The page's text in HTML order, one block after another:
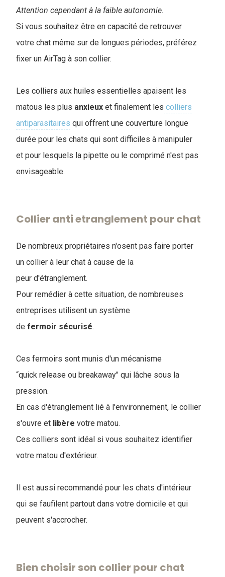
Attention cependant à la faible autonomie.
Si vous souhaitez être en capacité de retrouver
votre chat même sur de longues périodes, préférez
fixer un AirTag à son collier.
Les colliers aux huiles essentielles apaisent les
matous les plus anxieux et finalement les colliers
antiparasitaires qui offrent une couverture longue
durée pour les chats qui sont difficiles à manipuler
et pour lesquels la pipette ou le comprimé n'est pas
envisageable.
Collier anti etranglement pour chat
De nombreux propriétaires n'osent pas faire porter
un collier à leur chat à cause de la
peur d'étranglement.
Pour remédier à cette situation, de nombreuses
entreprises utilisent un système
de fermoir sécurisé.
Ces fermoirs sont munis d'un mécanisme
“quick release ou breakaway" qui lâche sous la
pression.
En cas d'étranglement lié à l'environnement, le collier
s'ouvre et libère votre matou.
Ces colliers sont idéal si vous souhaitez identifier
votre matou d'extérieur.
Il est aussi recommandé pour les chats d'intérieur
qui se faufilent partout dans votre domicile et qui
peuvent s'accrocher.
Bien choisir son collier pour chat